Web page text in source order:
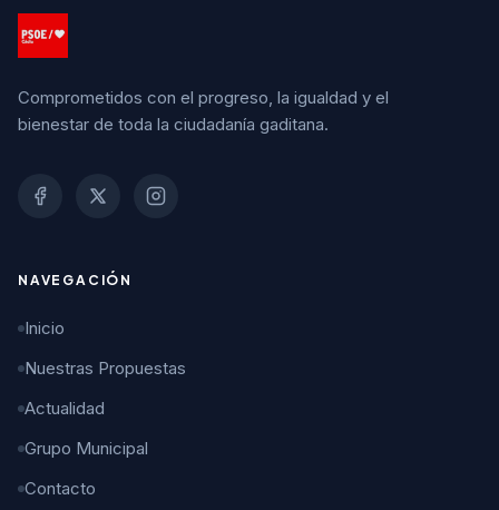
Comprometidos con el progreso, la igualdad y el
bienestar de toda la ciudadanía gaditana.
NAVEGACIÓN
Inicio
Nuestras Propuestas
Actualidad
Grupo Municipal
Contacto